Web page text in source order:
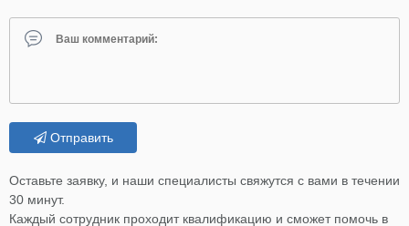
Отправить
Оставьте заявку, и наши специалисты свяжутся с вами в течении
30 минут.
Каждый сотрудник проходит квалификацию и сможет помочь в